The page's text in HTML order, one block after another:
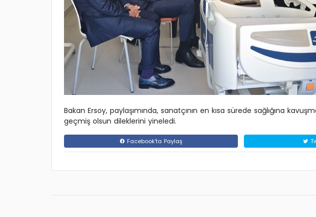
Bakan Ersoy, paylaşımında, sanatçının en kısa sürede sağlığına
geçmiş olsun dileklerini yineledi.
Facebook'ta Paylaş